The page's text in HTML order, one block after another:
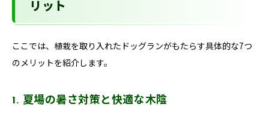
リット
ここでは、植栽を取り入れたドッグランがもたらす具体的な7つ
のメリットを紹介します。
1. 夏場の暑さ対策と快適な木陰